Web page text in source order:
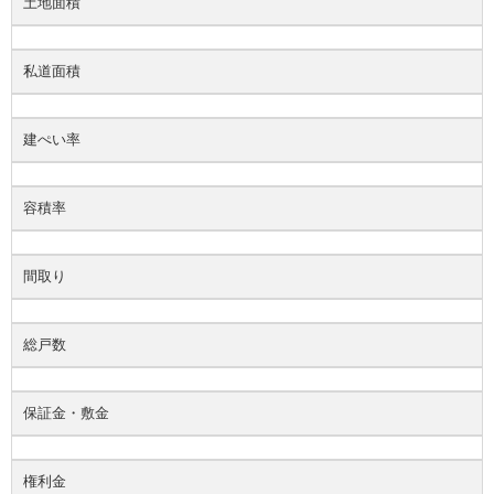
私道面積
建ぺい率
容積率
間取り
総戸数
保証金・敷金
権利金